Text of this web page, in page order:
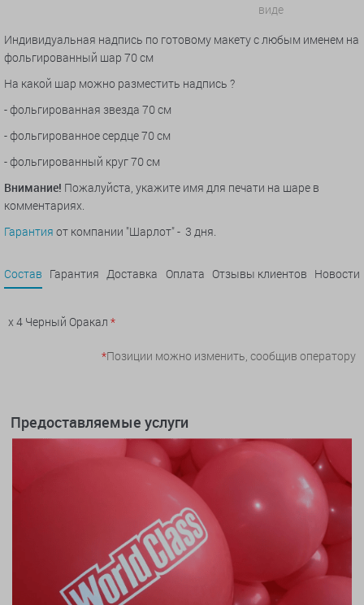
виде
Индивидуальная надпись по готовому макету с любым именем на
фольгированный шар 70 см
На какой шар можно разместить надпись ?
- фольгированная звезда 70 см
- фольгированное сердце 70 см
- фольгированный круг 70 см
Внимание! Пожалуйста, укажите имя для печати на шаре в
комментариях.
Гарантия от компании "Шарлот" - 3 дня.
Состав Гарантия Доставка Оплата Отзывы клиентов Новости
x 4 Черный Оракал *
*Позиции можно изменить, сообщив оператору
Предоставляемые услуги